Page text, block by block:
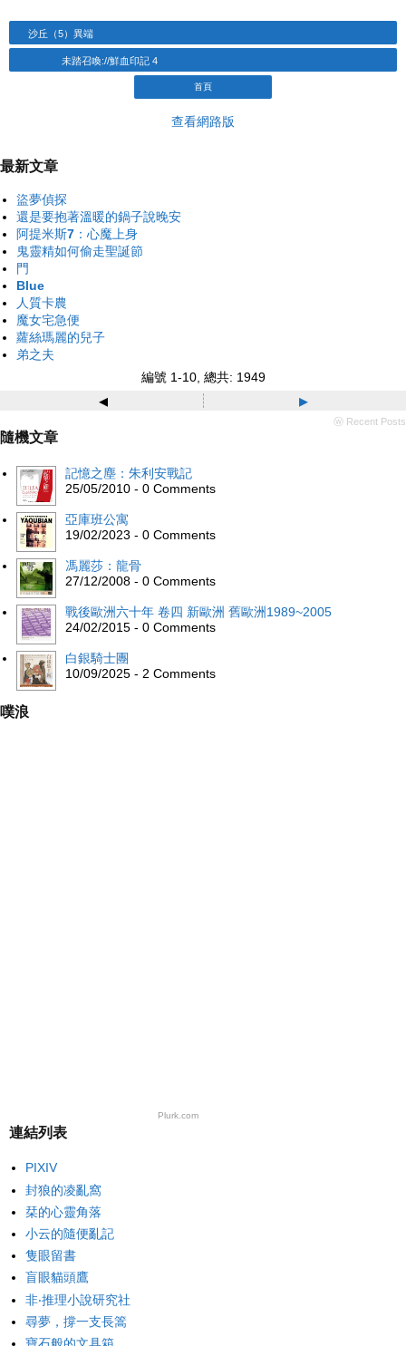
沙丘（5）異端
未踏召喚://鮮血印記 4
首頁
查看網路版
最新文章
盜夢偵探
還是要抱著溫暖的鍋子說晚安
阿提米斯7：心魔上身
鬼靈精如何偷走聖誕節
門
Blue
人質卡農
魔女宅急便
蘿絲瑪麗的兒子
弟之夫
編號 1-10, 總共: 1949
◂ ▸
ⓦ Recent Posts
隨機文章
記憶之塵：朱利安戰記
25/05/2010 - 0 Comments
亞庫班公寓
19/02/2023 - 0 Comments
馮麗莎：龍骨
27/12/2008 - 0 Comments
戰後歐洲六十年 卷四 新歐洲 舊歐洲1989~2005
24/02/2015 - 0 Comments
白銀騎士團
10/09/2025 - 2 Comments
噗浪
Plurk.com
連結列表
PIXIV
封狼的凌亂窩
栞的心靈角落
小云的隨便亂記
隻眼留書
盲眼貓頭鷹
非‧推理小說研究社
尋夢，撐一支長篙